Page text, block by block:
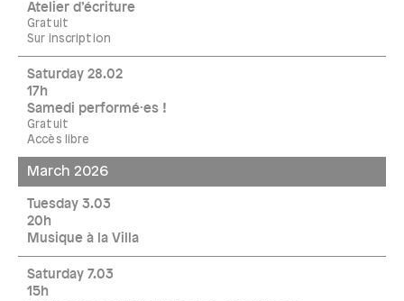
Atelier d’écriture
Gratuit
Sur inscription
Saturday 28.02
17h
Samedi performé·es !
Gratuit
Accès libre
March 2026
Tuesday 3.03
20h
Musique à la Villa
Saturday 7.03
15h